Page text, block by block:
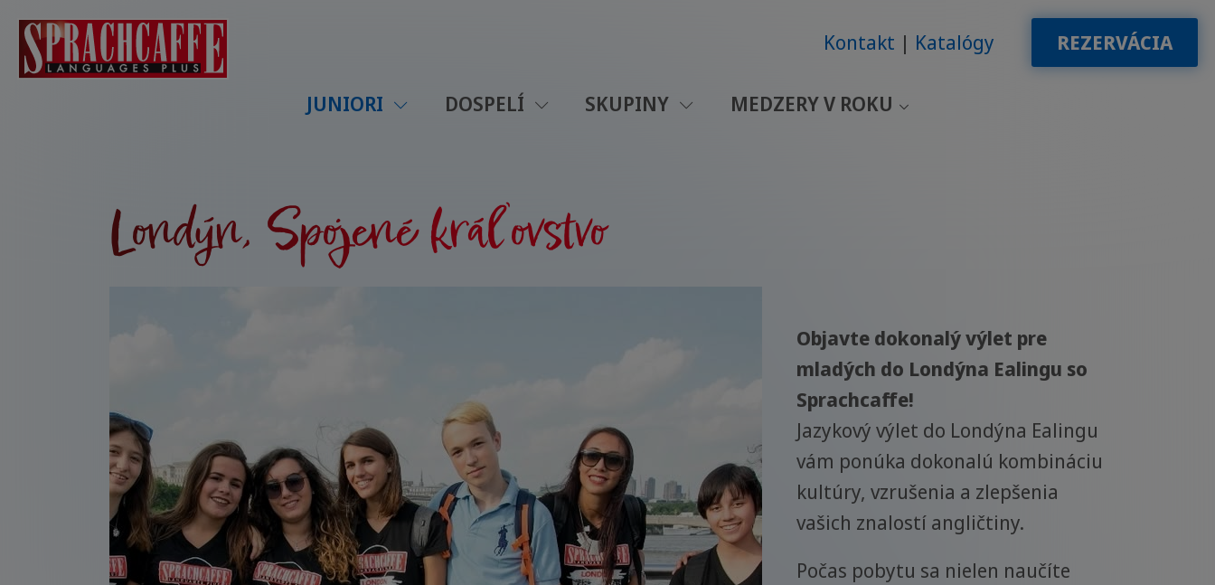
Kontakt Katalógy REZERVÁCIA
JUNIORI DOSPELÍ SKUPINY MEDZERY V ROKU
Londýn, Spojené kráľovstvo
Objavte dokonalý výlet pre
mladých do Londýna Ealingu so
Sprachcaffe!
Jazykový výlet do Londýna Ealingu
vám ponúka dokonalú kombináciu
kultúry, vzrušenia a zlepšenia
vašich znalostí angličtiny.
Počas pobytu sa nielen naučíte